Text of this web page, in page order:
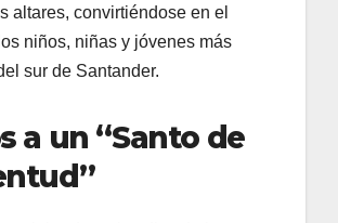
altares, convirtiéndose en el
niños, niñas y jóvenes más
sur de Santander.
a un “Santo de